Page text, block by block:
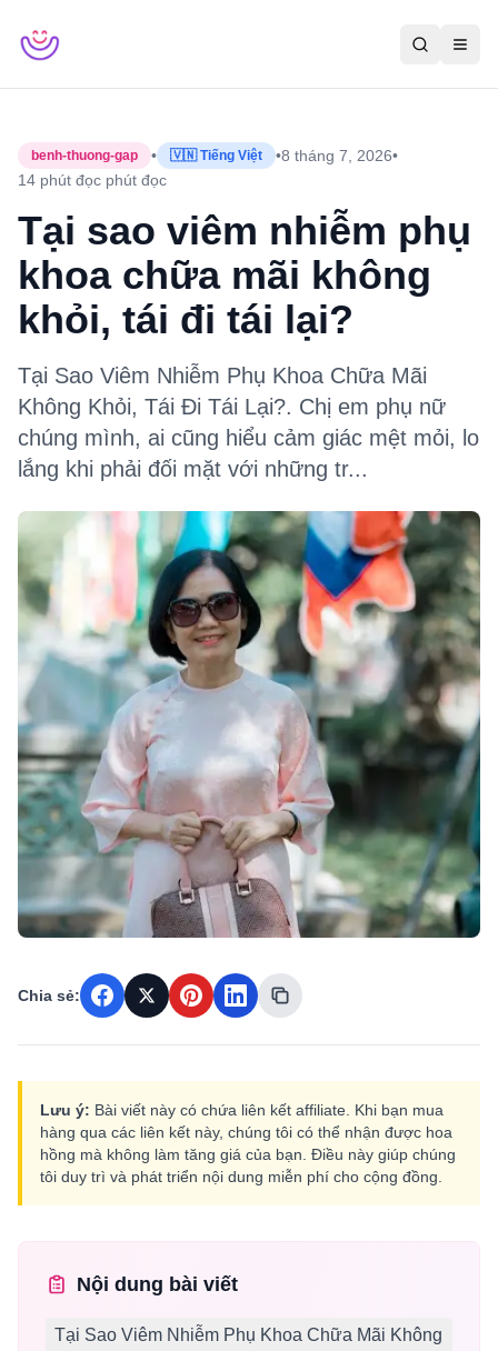
benh-thuong-gap • 🇻🇳 Tiếng Việt •8 tháng 7, 2026•
14 phút đọc phút đọc
Tại sao viêm nhiễm phụ
khoa chữa mãi không
khỏi, tái đi tái lại?
Tại Sao Viêm Nhiễm Phụ Khoa Chữa Mãi
Không Khỏi, Tái Đi Tái Lại?. Chị em phụ nữ
chúng mình, ai cũng hiểu cảm giác mệt mỏi, lo
lắng khi phải đối mặt với những tr...
Chia sẻ:
Lưu ý: Bài viết này có chứa liên kết affiliate. Khi bạn mua
hàng qua các liên kết này, chúng tôi có thể nhận được hoa
hồng mà không làm tăng giá của bạn. Điều này giúp chúng
tôi duy trì và phát triển nội dung miễn phí cho cộng đồng.
Nội dung bài viết
Tại Sao Viêm Nhiễm Phụ Khoa Chữa Mãi Không